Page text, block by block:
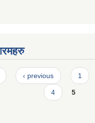
‹ previous 1
4 5